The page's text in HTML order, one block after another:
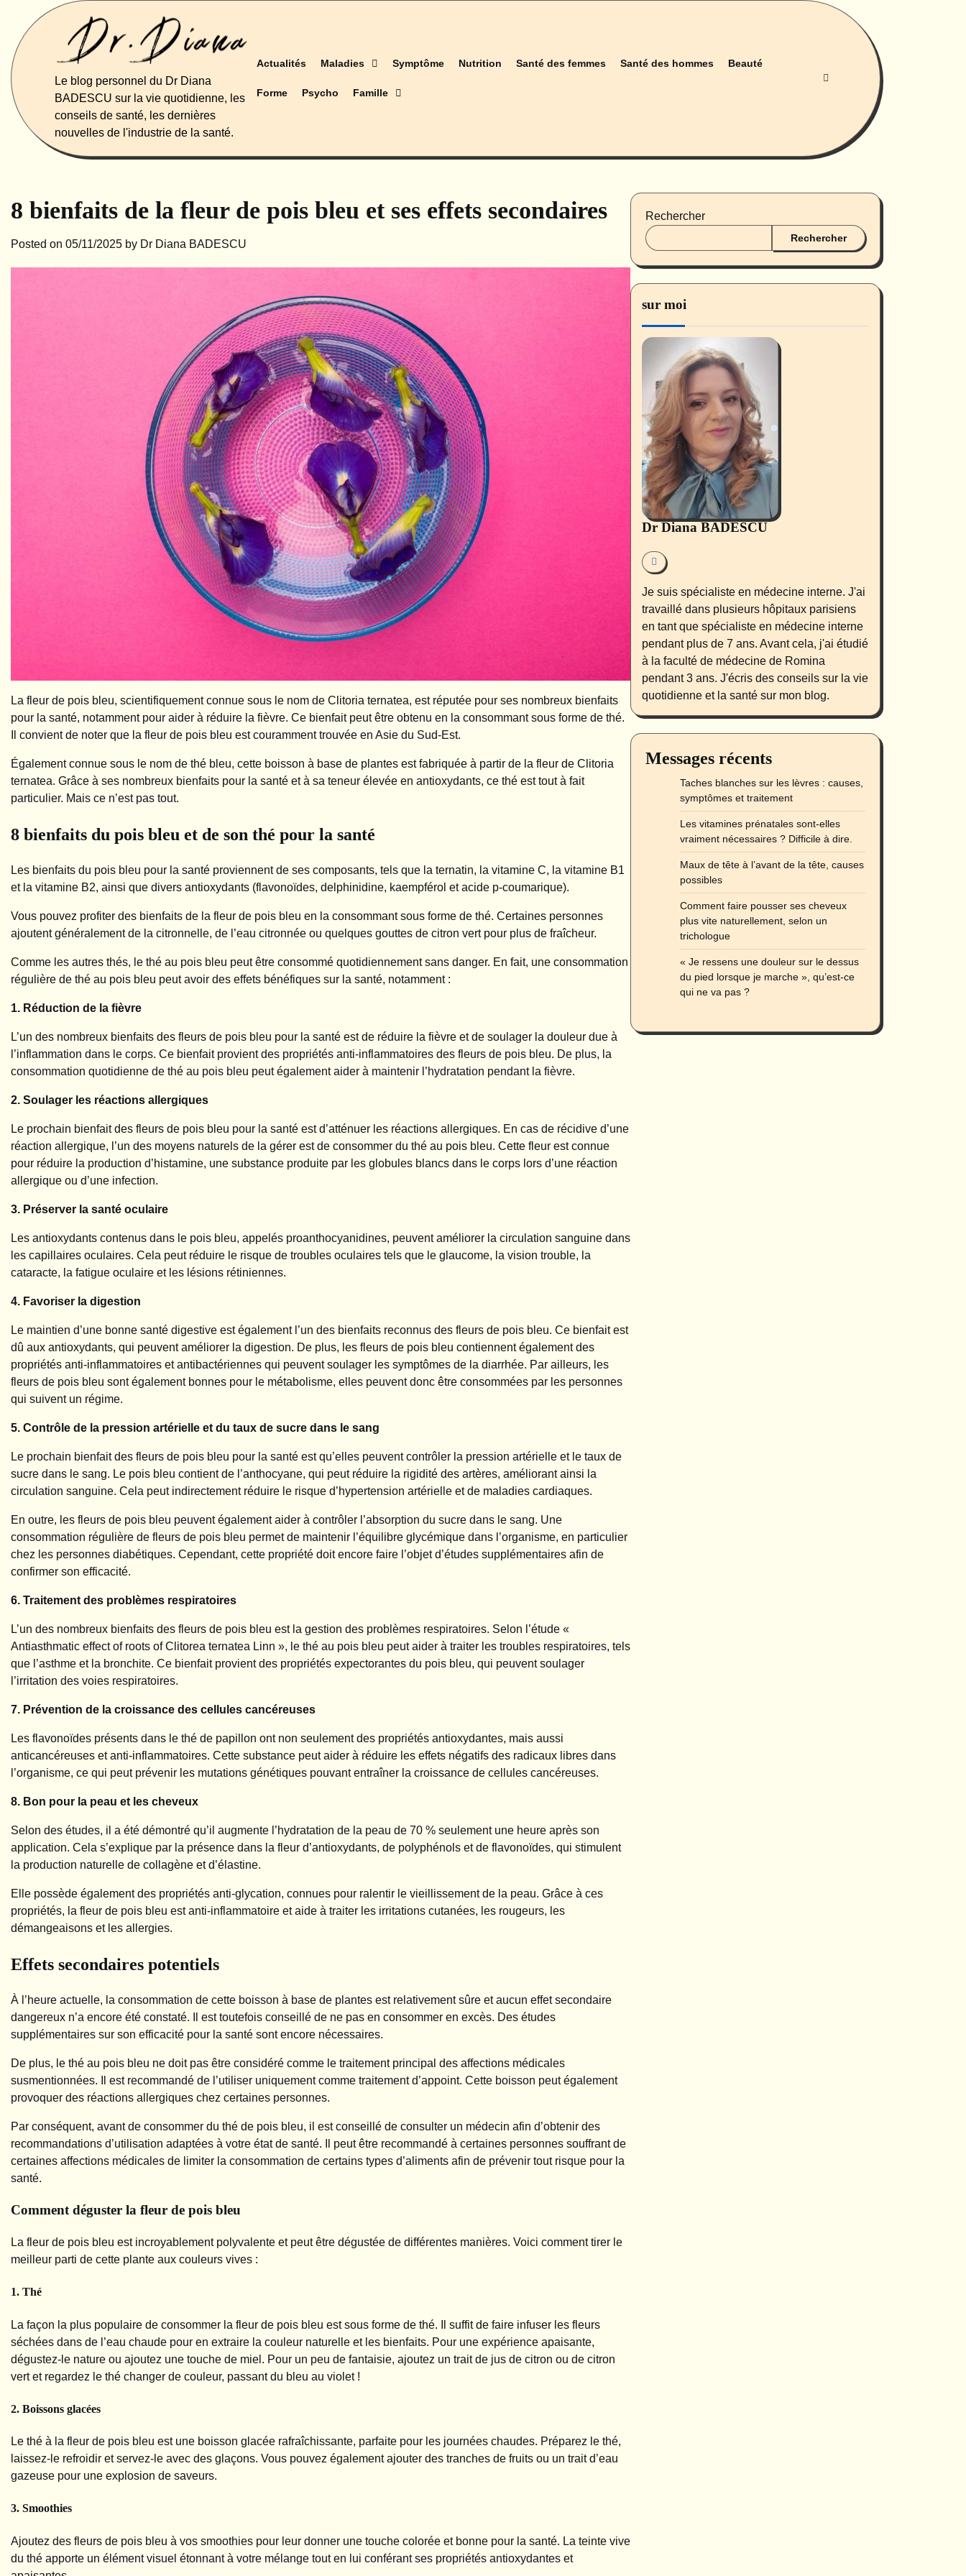
content
Le blog personnel du Dr Diana
BADESCU sur la vie quotidienne, les
conseils de santé, les dernières
nouvelles de l'industrie de la santé.
Actualités Maladies Symptôme Nutrition Santé des femmes Santé des hommes Beauté
Forme Psycho Famille
8 bienfaits de la fleur de pois bleu et ses effets secondaires
Posted on 05/11/2025 by Dr Diana BADESCU
La fleur de pois bleu, scientifiquement connue sous le nom de Clitoria ternatea, est réputée pour ses nombreux bienfaits
pour la santé, notamment pour aider à réduire la fièvre. Ce bienfait peut être obtenu en la consommant sous forme de thé.
Il convient de noter que la fleur de pois bleu est couramment trouvée en Asie du Sud-Est.
Également connue sous le nom de thé bleu, cette boisson à base de plantes est fabriquée à partir de la fleur de Clitoria
ternatea. Grâce à ses nombreux bienfaits pour la santé et à sa teneur élevée en antioxydants, ce thé est tout à fait
particulier. Mais ce n’est pas tout.
8 bienfaits du pois bleu et de son thé pour la santé
Les bienfaits du pois bleu pour la santé proviennent de ses composants, tels que la ternatin, la vitamine C, la vitamine B1
et la vitamine B2, ainsi que divers antioxydants (flavonoïdes, delphinidine, kaempférol et acide p-coumarique).
Vous pouvez profiter des bienfaits de la fleur de pois bleu en la consommant sous forme de thé. Certaines personnes
ajoutent généralement de la citronnelle, de l’eau citronnée ou quelques gouttes de citron vert pour plus de fraîcheur.
Comme les autres thés, le thé au pois bleu peut être consommé quotidiennement sans danger. En fait, une consommation
régulière de thé au pois bleu peut avoir des effets bénéfiques sur la santé, notamment :
1. Réduction de la fièvre
L’un des nombreux bienfaits des fleurs de pois bleu pour la santé est de réduire la fièvre et de soulager la douleur due à
l’inflammation dans le corps. Ce bienfait provient des propriétés anti-inflammatoires des fleurs de pois bleu. De plus, la
consommation quotidienne de thé au pois bleu peut également aider à maintenir l’hydratation pendant la fièvre.
2. Soulager les réactions allergiques
Le prochain bienfait des fleurs de pois bleu pour la santé est d’atténuer les réactions allergiques. En cas de récidive d’une
réaction allergique, l’un des moyens naturels de la gérer est de consommer du thé au pois bleu. Cette fleur est connue
pour réduire la production d’histamine, une substance produite par les globules blancs dans le corps lors d’une réaction
allergique ou d’une infection.
3. Préserver la santé oculaire
Les antioxydants contenus dans le pois bleu, appelés proanthocyanidines, peuvent améliorer la circulation sanguine dans
les capillaires oculaires. Cela peut réduire le risque de troubles oculaires tels que le glaucome, la vision trouble, la
cataracte, la fatigue oculaire et les lésions rétiniennes.
4. Favoriser la digestion
Le maintien d’une bonne santé digestive est également l’un des bienfaits reconnus des fleurs de pois bleu. Ce bienfait est
dû aux antioxydants, qui peuvent améliorer la digestion. De plus, les fleurs de pois bleu contiennent également des
propriétés anti-inflammatoires et antibactériennes qui peuvent soulager les symptômes de la diarrhée. Par ailleurs, les
fleurs de pois bleu sont également bonnes pour le métabolisme, elles peuvent donc être consommées par les personnes
qui suivent un régime.
5. Contrôle de la pression artérielle et du taux de sucre dans le sang
Le prochain bienfait des fleurs de pois bleu pour la santé est qu’elles peuvent contrôler la pression artérielle et le taux de
sucre dans le sang. Le pois bleu contient de l’anthocyane, qui peut réduire la rigidité des artères, améliorant ainsi la
circulation sanguine. Cela peut indirectement réduire le risque d’hypertension artérielle et de maladies cardiaques.
En outre, les fleurs de pois bleu peuvent également aider à contrôler l’absorption du sucre dans le sang. Une
consommation régulière de fleurs de pois bleu permet de maintenir l’équilibre glycémique dans l’organisme, en particulier
chez les personnes diabétiques. Cependant, cette propriété doit encore faire l’objet d’études supplémentaires afin de
confirmer son efficacité.
6. Traitement des problèmes respiratoires
L’un des nombreux bienfaits des fleurs de pois bleu est la gestion des problèmes respiratoires. Selon l’étude «
Antiasthmatic effect of roots of Clitorea ternatea Linn », le thé au pois bleu peut aider à traiter les troubles respiratoires, tels
que l’asthme et la bronchite. Ce bienfait provient des propriétés expectorantes du pois bleu, qui peuvent soulager
l’irritation des voies respiratoires.
7. Prévention de la croissance des cellules cancéreuses
Les flavonoïdes présents dans le thé de papillon ont non seulement des propriétés antioxydantes, mais aussi
anticancéreuses et anti-inflammatoires. Cette substance peut aider à réduire les effets négatifs des radicaux libres dans
l’organisme, ce qui peut prévenir les mutations génétiques pouvant entraîner la croissance de cellules cancéreuses.
8. Bon pour la peau et les cheveux
Selon des études, il a été démontré qu’il augmente l’hydratation de la peau de 70 % seulement une heure après son
application. Cela s’explique par la présence dans la fleur d’antioxydants, de polyphénols et de flavonoïdes, qui stimulent
la production naturelle de collagène et d’élastine.
Elle possède également des propriétés anti-glycation, connues pour ralentir le vieillissement de la peau. Grâce à ces
propriétés, la fleur de pois bleu est anti-inflammatoire et aide à traiter les irritations cutanées, les rougeurs, les
démangeaisons et les allergies.
Effets secondaires potentiels
À l’heure actuelle, la consommation de cette boisson à base de plantes est relativement sûre et aucun effet secondaire
dangereux n’a encore été constaté. Il est toutefois conseillé de ne pas en consommer en excès. Des études
supplémentaires sur son efficacité pour la santé sont encore nécessaires.
De plus, le thé au pois bleu ne doit pas être considéré comme le traitement principal des affections médicales
susmentionnées. Il est recommandé de l’utiliser uniquement comme traitement d’appoint. Cette boisson peut également
provoquer des réactions allergiques chez certaines personnes.
Par conséquent, avant de consommer du thé de pois bleu, il est conseillé de consulter un médecin afin d’obtenir des
recommandations d’utilisation adaptées à votre état de santé. Il peut être recommandé à certaines personnes souffrant de
certaines affections médicales de limiter la consommation de certains types d’aliments afin de prévenir tout risque pour la
santé.
Comment déguster la fleur de pois bleu
La fleur de pois bleu est incroyablement polyvalente et peut être dégustée de différentes manières. Voici comment tirer le
meilleur parti de cette plante aux couleurs vives :
1. Thé
La façon la plus populaire de consommer la fleur de pois bleu est sous forme de thé. Il suffit de faire infuser les fleurs
séchées dans de l’eau chaude pour en extraire la couleur naturelle et les bienfaits. Pour une expérience apaisante,
dégustez-le nature ou ajoutez une touche de miel. Pour un peu de fantaisie, ajoutez un trait de jus de citron ou de citron
vert et regardez le thé changer de couleur, passant du bleu au violet !
2. Boissons glacées
Le thé à la fleur de pois bleu est une boisson glacée rafraîchissante, parfaite pour les journées chaudes. Préparez le thé,
laissez-le refroidir et servez-le avec des glaçons. Vous pouvez également ajouter des tranches de fruits ou un trait d’eau
gazeuse pour une explosion de saveurs.
3. Smoothies
Ajoutez des fleurs de pois bleu à vos smoothies pour leur donner une touche colorée et bonne pour la santé. La teinte vive
du thé apporte un élément visuel étonnant à votre mélange tout en lui conférant ses propriétés antioxydantes et
Rechercher
Rechercher
sur moi
Dr Diana BADESCU
Je suis spécialiste en médecine interne. J'ai
travaillé dans plusieurs hôpitaux parisiens
en tant que spécialiste en médecine interne
pendant plus de 7 ans. Avant cela, j'ai étudié
à la faculté de médecine de Romina
pendant 3 ans. J'écris des conseils sur la vie
quotidienne et la santé sur mon blog.
Messages récents
Taches blanches sur les lèvres : causes,
symptômes et traitement
Les vitamines prénatales sont-elles
vraiment nécessaires ? Difficile à dire.
Maux de tête à l’avant de la tête, causes
possibles
Comment faire pousser ses cheveux
plus vite naturellement, selon un
trichologue
« Je ressens une douleur sur le dessus
du pied lorsque je marche », qu’est-ce
qui ne va pas ?